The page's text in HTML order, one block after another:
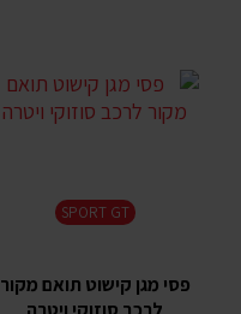
SPORT GT
פסי מגן קישוט תואם מקור